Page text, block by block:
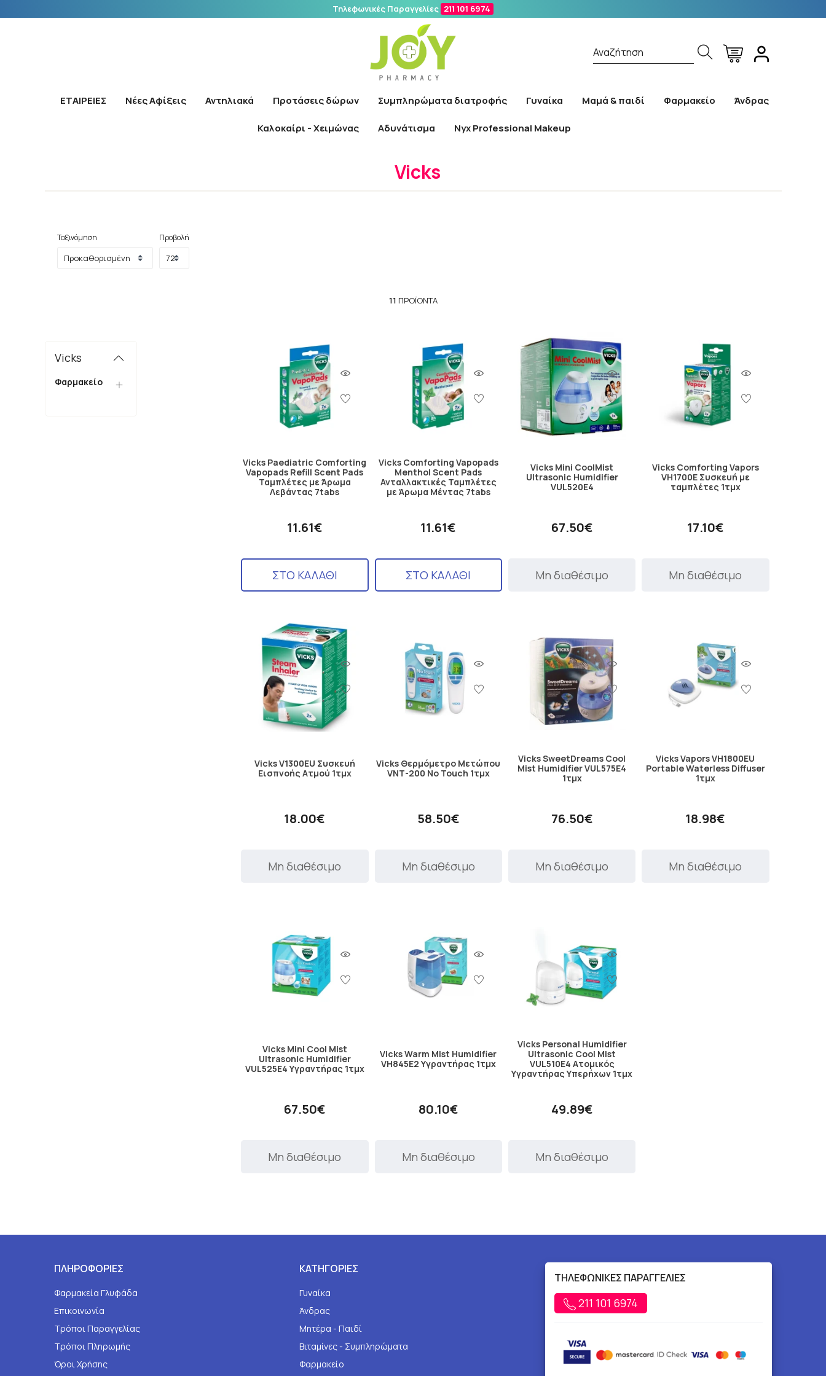
Τηλεφωνικές Παραγγελίες 211 101 6974
Αναζήτηση
ΕΤΑΙΡΕΙΕΣ Νέες Αφίξεις Αντηλιακά Προτάσεις δώρων Συμπληρώματα διατροφής Γυναίκα Μαμά & παιδί Φαρμακείο Άνδρας
Καλοκαίρι - Χειμώνας Αδυνάτισμα Nyx Professional Makeup
Αναζήτηση
Αρχική / Εταιρίες Vicks
Vicks
Ταξινόμηση Προβολή
11 ΠΡΟΪΌΝΤΑ
Vicks
Φαρμακείο
Vicks Paediatric Comforting
Vapopads Refill Scent Pads
Ταμπλέτες με Άρωμα
Λεβάντας 7tabs
11.61€
ΣΤΟ ΚΑΛΑΘΙ
Vicks Comforting Vapopads
Menthol Scent Pads
Ανταλλακτικές Ταμπλέτες
με Άρωμα Μέντας 7tabs
11.61€
ΣΤΟ ΚΑΛΑΘΙ
Vicks Mini CoolMist
Ultrasonic Humidifier
VUL520E4
67.50€
Μη διαθέσιμο
Vicks Comforting Vapors
VH1700E Συσκευή με
ταμπλέτες 1τμχ
17.10€
Μη διαθέσιμο
Vicks V1300EU Συσκευή
Εισπνοής Ατμού 1τμχ
18.00€
Μη διαθέσιμο
Vicks Θερμόμετρο Μετώπου
VΝΤ-200 No Touch 1τμχ
58.50€
Μη διαθέσιμο
Vicks SweetDreams Cool
Mist Humidifier VUL575E4
1τμχ
76.50€
Μη διαθέσιμο
Vicks Vapors VH1800EU
Portable Waterless Diffuser
1τμχ
18.98€
Μη διαθέσιμο
Vicks Mini Cool Mist
Ultrasonic Humidifier
VUL525E4 Υγραντήρας 1τμχ
67.50€
Μη διαθέσιμο
Vicks Warm Mist Humidifier
VH845E2 Υγραντήρας 1τμχ
80.10€
Μη διαθέσιμο
Vicks Personal Humidifier
Ultrasonic Cool Mist
VUL510E4 Ατομικός
Υγραντήρας Υπερήχων 1τμχ
49.89€
Μη διαθέσιμο
ΠΛΗΡΟΦΟΡΙΕΣ
Φαρμακεία Γλυφάδα
Επικοινωνία
Τρόποι Παραγγελίας
Τρόποι Πληρωμής
Όροι Χρήσης
ΚΑΤΗΓΟΡΙΕΣ
Γυναίκα
Άνδρας
Μητέρα - Παιδί
Βιταμίνες - Συμπληρώματα
Φαρμακείο
ΤΗΛΕΦΩΝΙΚΕΣ ΠΑΡΑΓΓΕΛΙΕΣ
211 101 6974